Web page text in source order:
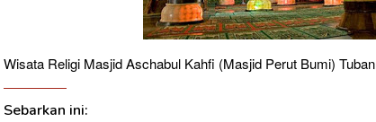
Wisata Religi Masjid Aschabul Kahfi (Masjid Perut Bumi) Tuban
Sebarkan ini: